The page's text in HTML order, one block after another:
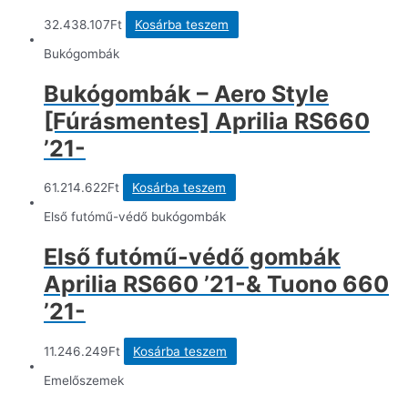
32.438.107Ft
Kosárba teszem
Bukógombák
Bukógombák – Aero Style
[Fúrásmentes] Aprilia RS660
’21-
61.214.622Ft
Kosárba teszem
Első futómű-védő bukógombák
Első futómű-védő gombák
Aprilia RS660 ’21-& Tuono 660
’21-
11.246.249Ft
Kosárba teszem
Emelőszemek